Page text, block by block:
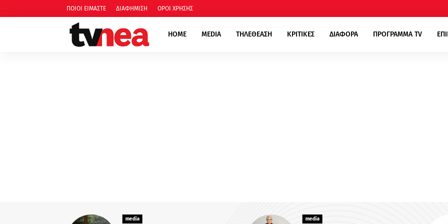
ΠΟΙΟΙ ΕΙΜΑΣΤΕ ΔΙΑΦΗΜΙΣΗ ΟΡΟΙ ΧΡΗΣΗΣ
HOME MEDIA ΤΗΛΕΘΕΑΣΗ ΚΡΙΤΙΚΕΣ ΔΙΑΦΟΡΑ ΠΡΟΓΡΑΜΜΑ TV
media media